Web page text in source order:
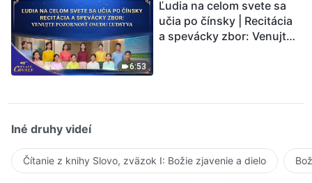
6:53
Ľudia na celom svete sa
učia po čínsky | Recitácia
a spevácky zbor: Venujte
Iné druhy videí
Čítanie z knihy Slovo, zväzok I: Božie zjavenie a dielo